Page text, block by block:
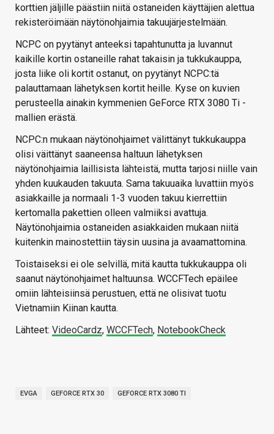
korttien jäljille päästiin niitä ostaneiden käyttäjien alettua
rekisteröimään näytönohjaimia takuujärjestelmään.
NCPC on pyytänyt anteeksi tapahtunutta ja luvannut
kaikille kortin ostaneille rahat takaisin ja tukkukauppa,
josta liike oli kortit ostanut, on pyytänyt NCPC:tä
palauttamaan lähetyksen kortit heille. Kyse on kuvien
perusteella ainakin kymmenien GeForce RTX 3080 Ti -
mallien erästä.
NCPC:n mukaan näytönohjaimet välittänyt tukkukauppa
olisi väittänyt saaneensa haltuun lähetyksen
näytönohjaimia laillisista lähteistä, mutta tarjosi niille vain
yhden kuukauden takuuta. Sama takuuaika luvattiin myös
asiakkaille ja normaali 1-3 vuoden takuu kierrettiin
kertomalla pakettien olleen valmiiksi avattuja.
Näytönohjaimia ostaneiden asiakkaiden mukaan niitä
kuitenkin mainostettiin täysin uusina ja avaamattomina.
Toistaiseksi ei ole selvillä, mitä kautta tukkukauppa oli
saanut näytönohjaimet haltuunsa. WCCFTech epäilee
omiin lähteisiinsä perustuen, että ne olisivat tuotu
Vietnamiin Kiinan kautta.
Lähteet: VideoCardz, WCCFTech, NotebookCheck
EVGA GEFORCE RTX 30 GEFORCE RTX 3080 TI